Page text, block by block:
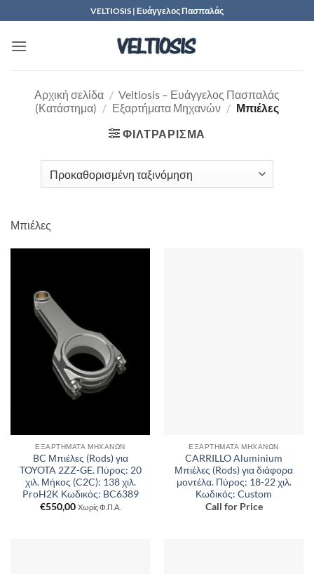
στο
περιεχόμενο
VELTIOSIS | Ευάγγελος Πασπαλάς
Αρχική σελίδα / Veltiosis – Ευάγγελος Πασπαλάς
(Κατάστημα) / Εξαρτήματα Μηχανών / Μπιέλες
ΦΙΛΤΡΆΡΙΣΜΑ
Μπιέλες
ΕΞΑΡΤΉΜΑΤΑ ΜΗΧΑΝΏΝ
BC Μπιέλες (Rods) για
TOYOTA 2ZZ-GE. Πύρος: 20
χιλ. Μήκος (C2C): 138 χιλ.
ProH2K Κωδικός: BC6389
€550,00 Χωρίς Φ.Π.Α.
ΕΞΑΡΤΉΜΑΤΑ ΜΗΧΑΝΏΝ
CARRILLO Aluminium
Μπιέλες (Rods) για διάφορα
μοντέλα. Πύρος: 18-22 χιλ.
Κωδικός: Custom
Call for Price